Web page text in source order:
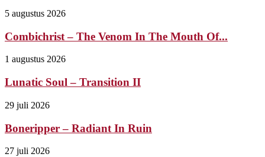
5 augustus 2026
Combichrist – The Venom In The Mouth Of...
1 augustus 2026
Lunatic Soul – Transition II
29 juli 2026
Boneripper – Radiant In Ruin
27 juli 2026